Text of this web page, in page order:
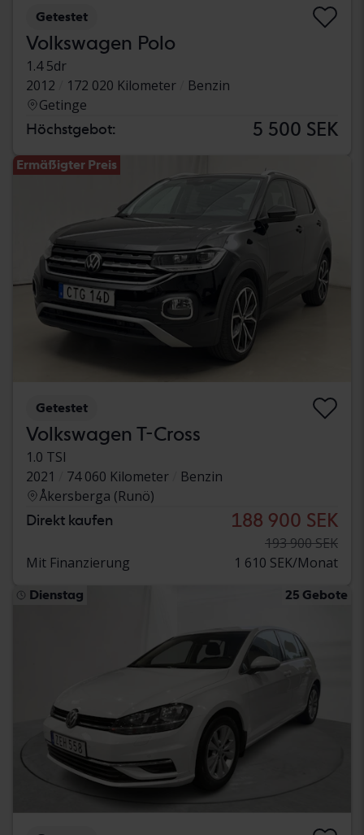
Getestet
Volkswagen Polo
1.4 5dr
2012
172 020 Kilometer
Benzin
Getinge
Höchstgebot: 5 500 SEK
Ermäßigter Preis
Getestet
Volkswagen T-Cross
1.0 TSI
2021
74 060 Kilometer
Benzin
Åkersberga (Runö)
Direkt kaufen 188 900 SEK
193 900 SEK
Mit Finanzierung
1 610 SEK/Monat
Dienstag 25 Gebote